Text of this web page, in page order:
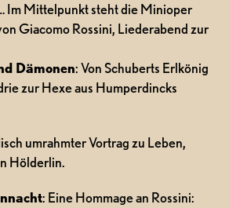
Im Mittelpunkt steht die Minioper
Giacomo Rossini, Liederabend zur
Dämonen: Von Schuberts Erlkönig
zur Hexe aus Humperdincks
umrahmter Vortrag zu Leben,
Hölderlin.
: Eine Hommage an Rossini: